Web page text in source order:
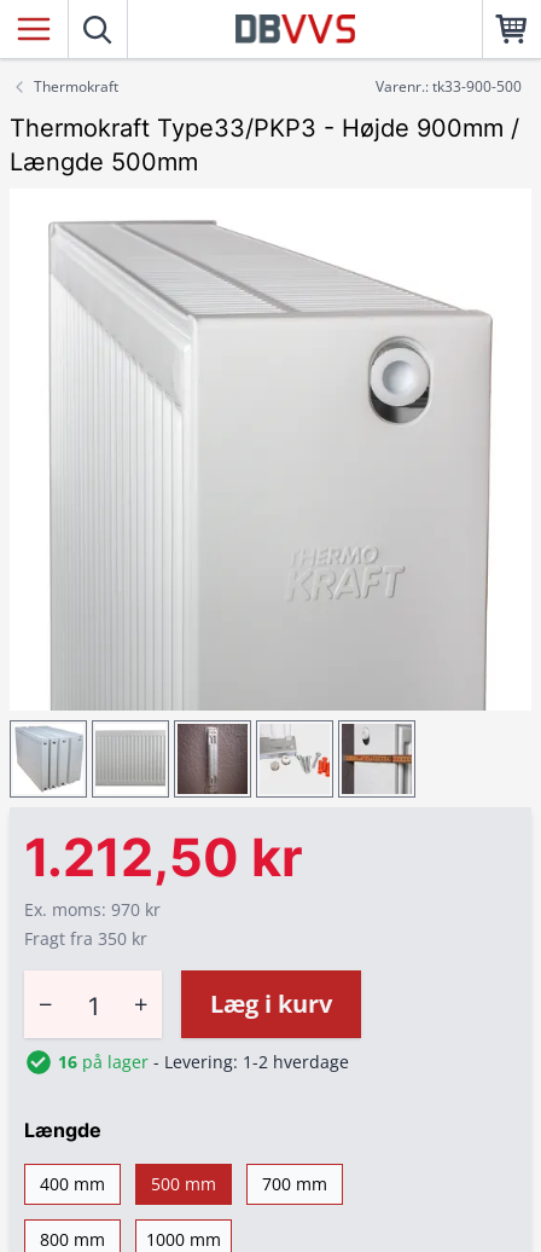
Thermokraft Varenr.: tk33-900-500
Thermokraft Type33/PKP3 - Højde 900mm /
Længde 500mm
1.212,50 kr
Ex. moms: 970 kr
Fragt fra 350 kr
− + Læg i kurv
16 på lager - Levering: 1-2 hverdage
Længde
400 mm 500 mm 700 mm
800 mm 1000 mm